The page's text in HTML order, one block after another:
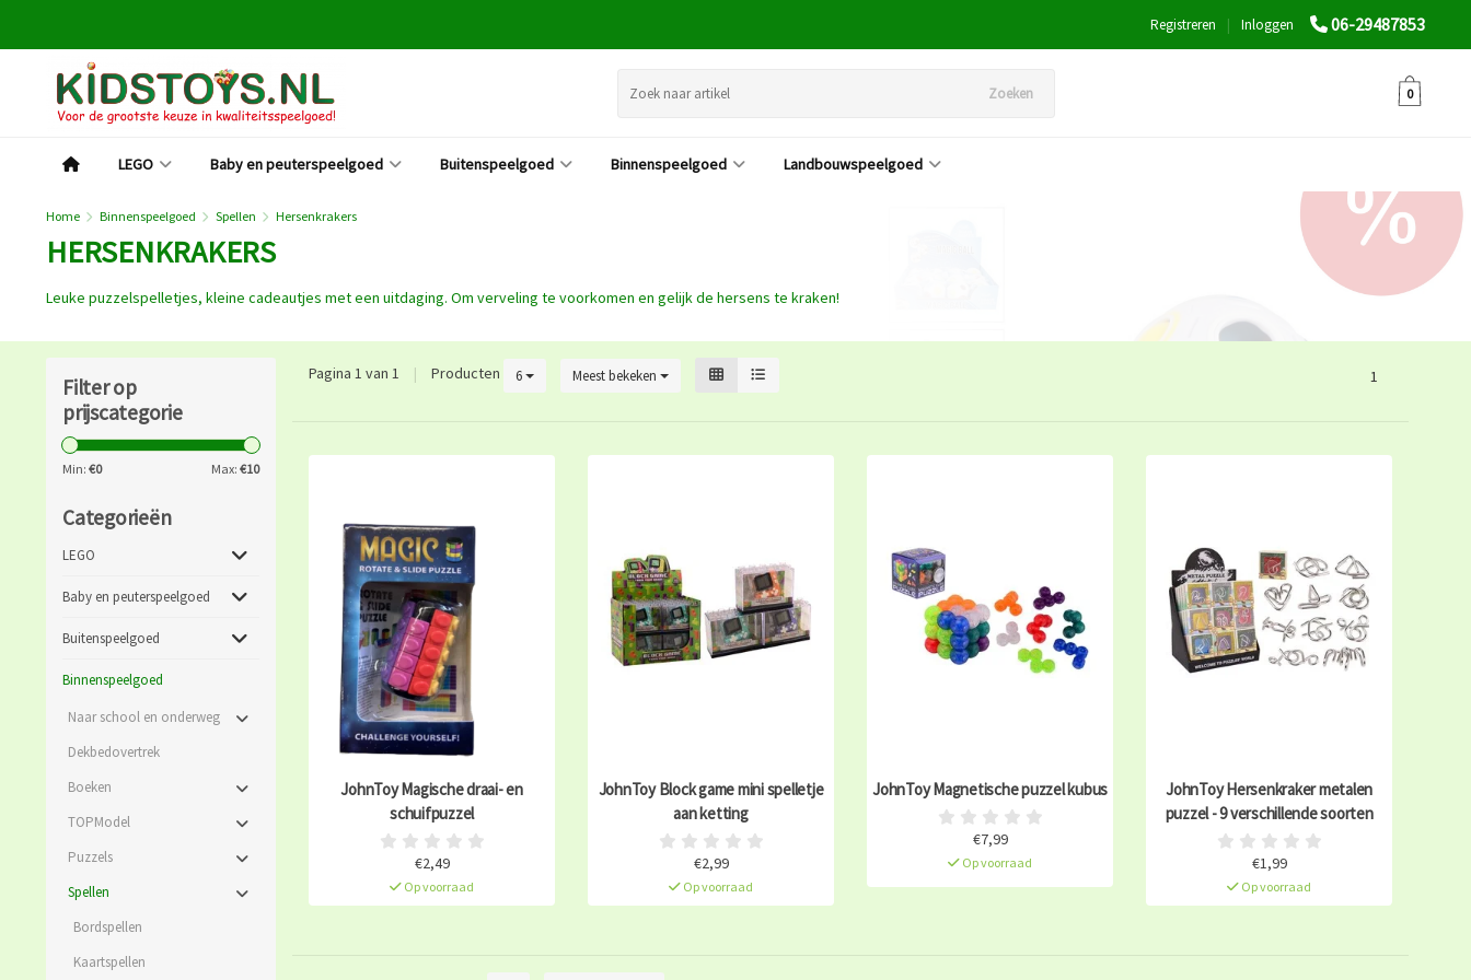
06-29487853
Inloggen
|
Registreren
Zoeken 0
LEGO Baby en peuterspeelgoed Buitenspeelgoed Binnenspeelgoed Landbouwspeelgoed
Home Binnenspeelgoed Spellen Hersenkrakers
HERSENKRAKERS
Leuke puzzelspelletjes, kleine cadeautjes met een uitdaging. Om verveling te voorkomen en gelijk de hersens te kraken!
Filter op
prijscategorie
Min: €0 Max: €10
Categorieën
LEGO
Baby en peuterspeelgoed
Buitenspeelgoed
Binnenspeelgoed
Naar school en onderweg
Dekbedovertrek
Boeken
TOPModel
Puzzels
Spellen
Bordspellen
Kaartspellen
Pagina 1 van 1 | Producten 6 Meest bekeken 1
JohnToy Magische draai- en
schuifpuzzel
€2,49
Op voorraad
JohnToy Block game mini spelletje
aan ketting
€2,99
Op voorraad
JohnToy Magnetische puzzel kubus
€7,99
Op voorraad
JohnToy Hersenkraker metalen
puzzel - 9 verschillende soorten
€1,99
Op voorraad